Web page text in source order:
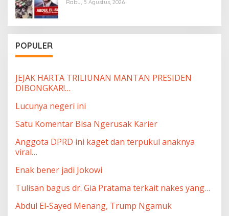
Rabu, 5 Agustus, 2026
POPULER
JEJAK HARTA TRILIUNAN MANTAN PRESIDEN
DIBONGKAR!…
Lucunya negeri ini
Satu Komentar Bisa Ngerusak Karier
Anggota DPRD ini kaget dan terpukul anaknya
viral…
Enak bener jadi Jokowi
Tulisan bagus dr. Gia Pratama terkait nakes yang…
Abdul El-Sayed Menang, Trump Ngamuk